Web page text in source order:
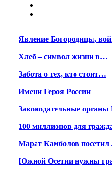
Явление Богородицы,
Хлеб – символ жизни в…
Забота о тех, кто стоит…
Имени Героя России
Законодательные
100 миллионов для
Марат Камболов посетил
Южной Осетии нужны